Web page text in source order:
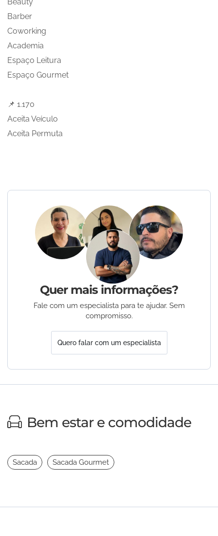
Barber
Coworking
Academia
Espaço Leitura
Espaço Gourmet
📌 1.170
Aceita Veículo
Aceita Permuta
Quer mais informações?
Fale com um especialista para te ajudar. Sem
compromisso.
Quero falar com um especialista
Bem estar e comodidade
Sacada Sacada Gourmet